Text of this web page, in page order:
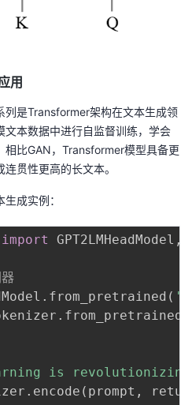
用
列是Transformer架构在文本生成领
本数据中进行自监督训练，学会
相比GAN，Transformer模型具备更
贯性更高的长文本。
成实例：
import GPT2LMHeadModel ,
. from_pretrained (
. from_pretrained
is
. encode ( prompt ,